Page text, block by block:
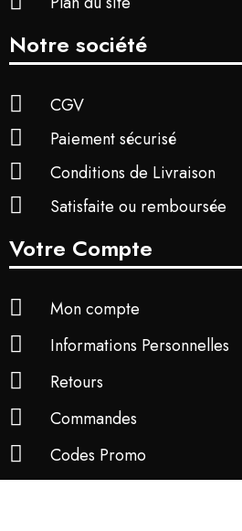
Notre société
CGV
Paiement sécurisé
Conditions de Livraison
Satisfaite ou remboursée
Votre Compte
Mon compte
Informations Personnelles
Retours
Commandes
Codes Promo